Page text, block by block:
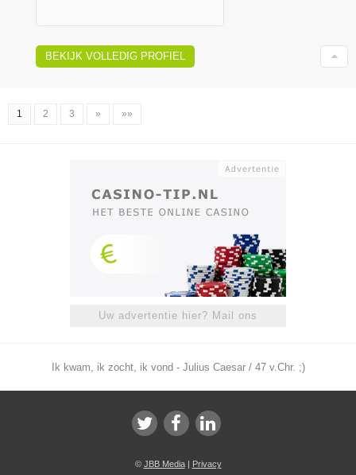
BEKIJK VOLLEDIG PROFIEL
1 2 3 » »»
Uw advertentie hier? Mail ons
Ik kwam, ik zocht, ik vond - Julius Caesar / 47 v.Chr. ;)
© JBB Media| Privacy